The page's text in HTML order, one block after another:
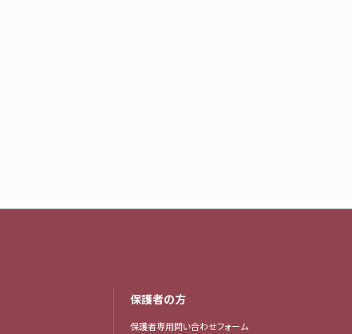
保護者の方
保護者専用問い合わせフォーム